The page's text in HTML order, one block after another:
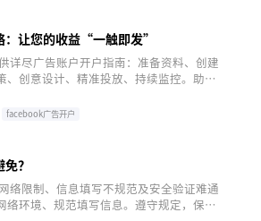
让您的收益“一触即发”
详尽广告账户开户指南：准备资料、创建
创意设计、精准投放、持续监控。助力
facebook广告开户
？
络限制、信息填写不规范及安全验证难通
环境、规范填写信息。遵守规定，保护